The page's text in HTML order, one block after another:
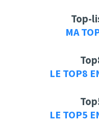
Top-
MA
LE TOP8
LE TOP5